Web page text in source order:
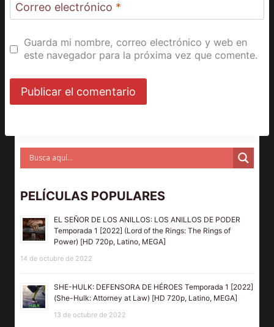
Correo electrónico *
Guarda mi nombre, correo electrónico y web en
este navegador para la próxima vez que comente.
PELÍCULAS POPULARES
EL SEÑOR DE LOS ANILLOS: LOS ANILLOS DE PODER
Temporada 1 [2022] (Lord of the Rings: The Rings of
Power) [HD 720p, Latino, MEGA]
14 de octubre de 2022
SHE-HULK: DEFENSORA DE HÉROES Temporada 1 [2022]
(She-Hulk: Attorney at Law) [HD 720p, Latino, MEGA]
13 de octubre de 2022